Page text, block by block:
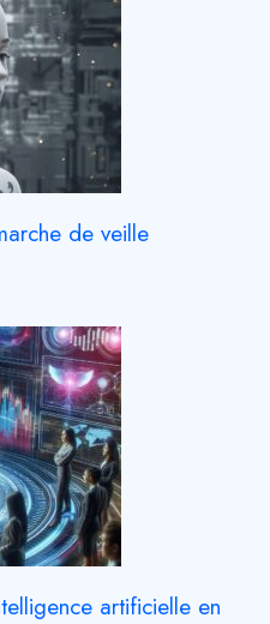
de veille
artificielle en